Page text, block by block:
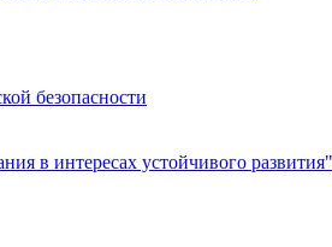
безопасности
в интересах устойчивого развития"